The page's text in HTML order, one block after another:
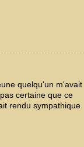
quelqu'un m'avait
certaine que ce
rendu sympathique